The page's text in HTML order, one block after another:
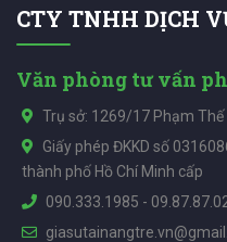
CTY TNHH DỊCH
Văn phòng tư vấn
Trụ sở: 1269/17 Phạm Thế
Giấy phép ĐKKD số
thành phố Hồ Chí Minh cấp
090.333.1985 -